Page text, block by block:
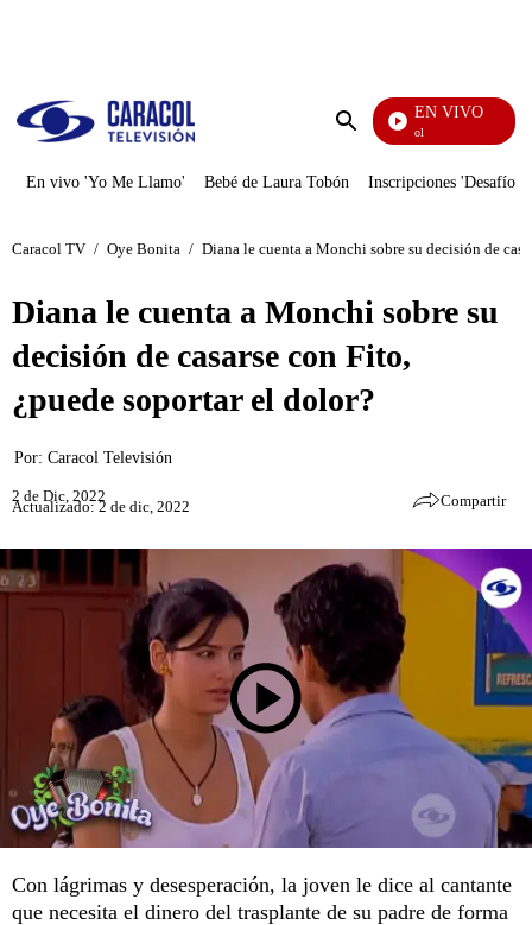
Enviar
EN VIVO
Noticias Caracol
En vivo 'Yo Me Llamo' Bebé de Laura Tobón Inscripciones 'Desafío'
Caracol TV / Oye Bonita / Diana le cuenta a Monchi sobre su decisión de
Diana le cuenta a Monchi sobre su
decisión de casarse con Fito,
¿puede soportar el dolor?
Por: Caracol Televisión
2 de Dic, 2022
Actualizado: 2 de dic, 2022 Compartir
Con lágrimas y desesperación, la joven le dice al cantante
que necesita el dinero del trasplante de su padre de forma